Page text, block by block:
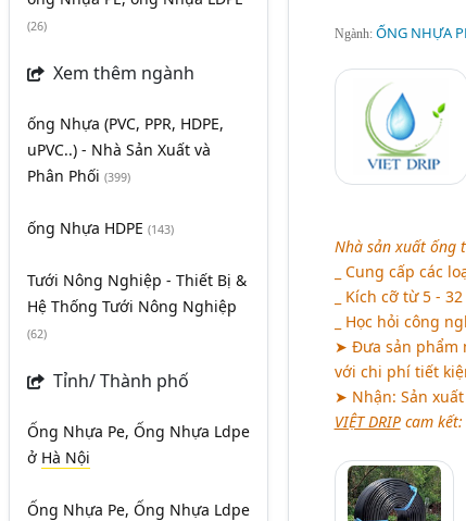
(26)
Xem thêm ngành
ống Nhựa (PVC, PPR, HDPE,
uPVC..) - Nhà Sản Xuất và
Phân Phối (399)
ống Nhựa HDPE (143)
Tưới Nông Nghiệp - Thiết Bị &
Hệ Thống Tưới Nông Nghiệp
(62)
Tỉnh/ Thành phố
Ống Nhựa Pe, Ống Nhựa Ldpe
ở Hà Nội
Ống Nhựa Pe, Ống Nhựa Ldpe
Ngành: ỐNG NHỰA
Nhà sản xuất ống
_ Cung cấp các
_ Kích cỡ từ 5 -
_ Học hỏi công
➤ Đưa sản phẩm
với chi phí tiết
➤ Nhận: Sản
VIỆT DRIPcam kết: